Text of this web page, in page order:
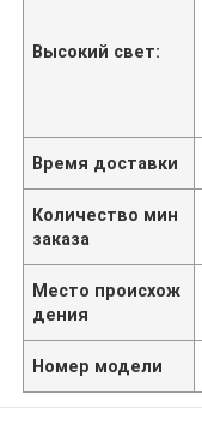
Высокий свет:
Время доставки
Количество мин
заказа
Место происхож
дения
Номер модели